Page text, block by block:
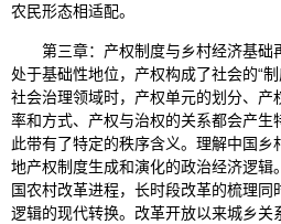
农民形态相适配。
第三章：产权制度与乡村经济基础
处于基础性地位，产权构成了社会的“
社会治理领域时，产权单元的划分、产
率和方式、产权与治权的关系都会产生
此带有了特定的秩序含义。理解中国乡
地产权制度生成和演化的政治经济逻辑
国农村改革进程，长时段改革的梳理
逻辑的现代转换。改革开放以来城乡关